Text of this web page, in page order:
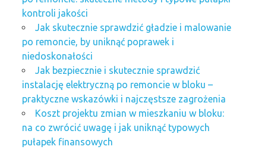
kontroli jakości
Jak skutecznie sprawdzić gładzie i malowanie
po remoncie, by uniknąć poprawek i
niedoskonałości
Jak bezpiecznie i skutecznie sprawdzić
instalację elektryczną po remoncie w bloku –
praktyczne wskazówki i najczęstsze zagrożenia
Koszt projektu zmian w mieszkaniu w bloku:
na co zwrócić uwagę i jak uniknąć typowych
pułapek finansowych